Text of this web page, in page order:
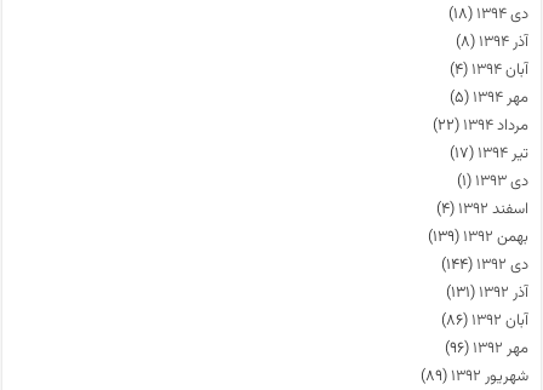
دی ۱۳۹۴
(۱۸)
آذر ۱۳۹۴
(۸)
آبان ۱۳۹۴
(۴)
مهر ۱۳۹۴
(۵)
مرداد ۱۳۹۴
(۲۲)
تیر ۱۳۹۴
(۱۷)
دی ۱۳۹۳
(۱)
اسفند ۱۳۹۲
(۴)
بهمن ۱۳۹۲
(۱۳۹)
دی ۱۳۹۲
(۱۴۴)
آذر ۱۳۹۲
(۱۳۱)
آبان ۱۳۹۲
(۸۶)
مهر ۱۳۹۲
(۹۶)
شهریور ۱۳۹۲
(۸۹)